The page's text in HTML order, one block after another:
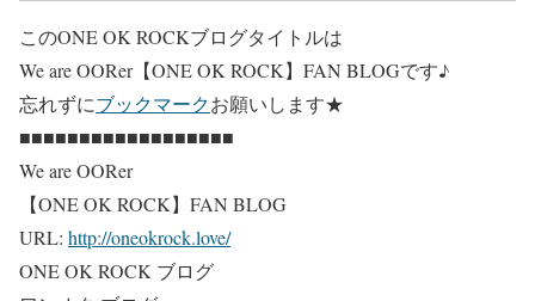
このONE OK ROCKブログタイトルは
We are OORer【ONE OK ROCK】FAN BLOGです♪
忘れずにブックマークお願いします★
■■■■■■■■■■■■■■■■■■
We are OORer
【ONE OK ROCK】FAN BLOG
URL: http://oneokrock.love/
ONE OK ROCK ブログ